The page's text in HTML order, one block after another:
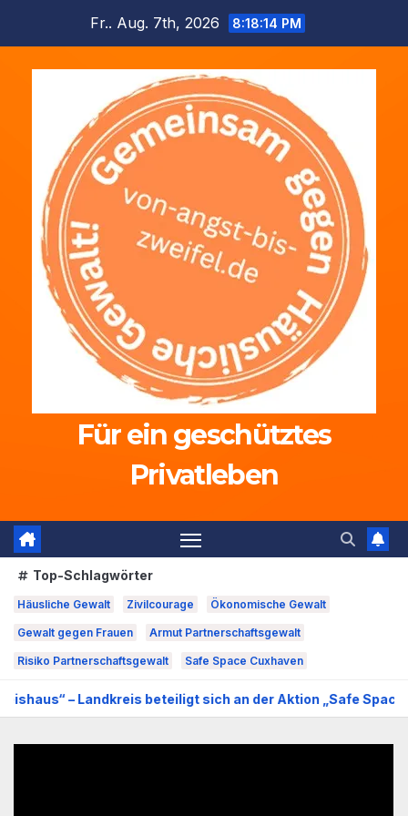
springen
Fr.. Aug. 7th, 2026 8:18:15 PM
Für ein geschütztes
Privatleben
Top-Schlagwörter
Häusliche Gewalt Zivilcourage Ökonomische Gewalt
Gewalt gegen Frauen Armut Partnerschaftsgewalt
Risiko Partnerschaftsgewalt Safe Space Cuxhaven
beteiligt sich an der Aktion „Safe Space“ gegen